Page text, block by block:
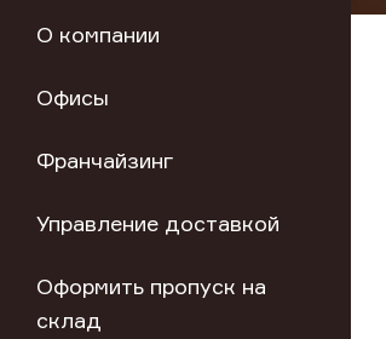
О компании
Офисы
Франчайзинг
Управление доставкой
Оформить пропуск на
склад